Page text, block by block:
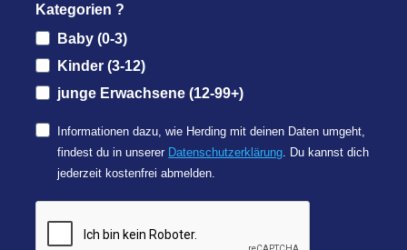
Kategorien ?
Baby (0-3)
Kinder (3-12)
junge Erwachsene (12-99+)
Informationen dazu, wie Herding mit deinen Daten umgeht,
findest du in unserer Datenschutzerklärung . Du kannst dich
jederzeit kostenfrei abmelden.